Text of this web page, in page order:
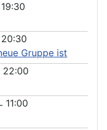
19:30
20:30
Gruppe ist
22:00
- 11:00